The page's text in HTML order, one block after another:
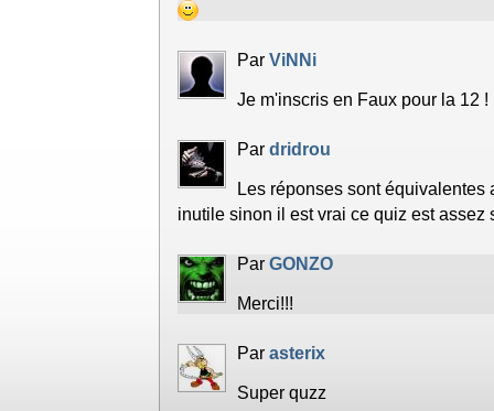
Par ViNNi
Je m'inscris en Faux pour la 12 !
Par dridrou
Les réponses sont
inutile sinon il est vrai ce quiz est assez
Par GONZO
Merci!!!
Par asterix
Super quzz